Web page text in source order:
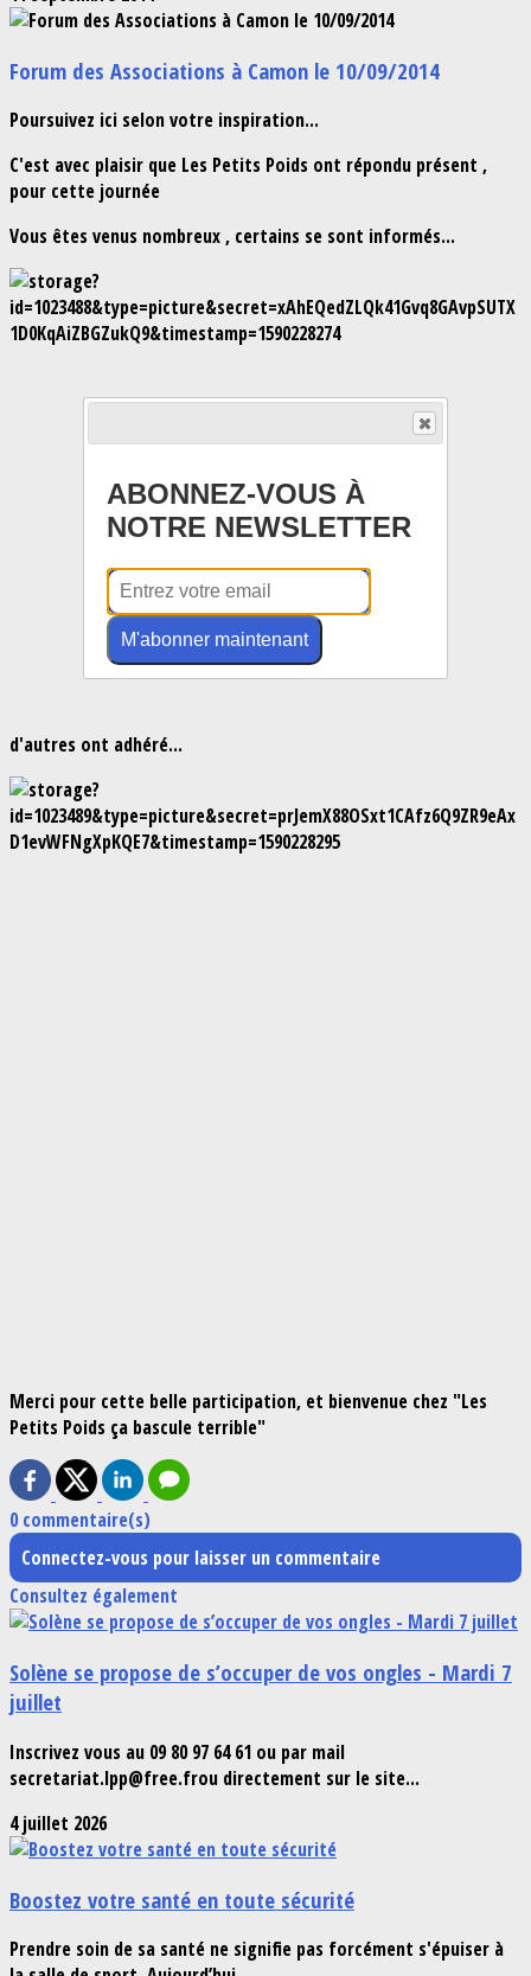
Forum des Associations à Camon le 10/09/2014
Poursuivez ici selon votre inspiration...
C'est avec plaisir que Les Petits Poids ont répondu présent ,
pour cette journée
Vous êtes venus nombreux , certains se sont informés...
d'autres ont adhéré...
Merci pour cette belle participation, et bienvenue chez "Les
Petits Poids ça bascule terrible"
0 commentaire(s)
Connectez-vous pour laisser un commentaire
Consultez également
Solène se propose de s’occuper de vos ongles - Mardi 7
juillet
Inscrivez vous au 09 80 97 64 61 ou par mail
secretariat.lpp@free.frou directement sur le site...
4 juillet 2026
Boostez votre santé en toute sécurité
Prendre soin de sa santé ne signifie pas forcément s'épuiser à
ABONNEZ-VOUS À
NOTRE NEWSLETTER
M'abonner maintenant